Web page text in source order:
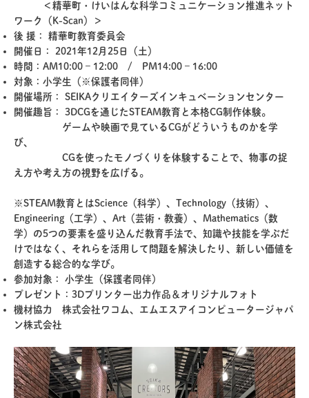
＜精華町・けいはんな科学コミュニケーション推進ネット
ワーク（K-Scan）＞
後 援： 精華町教育委員会
開催日： 2021年12月25日（土）
時間：AM10:00 – 12:00 / PM14:00 – 16:00
対象：小学生（※保護者同伴）
開催場所： SEIKAクリエイターズインキュベーションセンター
開催趣旨： 3DCGを通じたSTEAM教育と本格CG制作体験。
ゲームや映画で見ているCGがどういうものかを学
び、
CGを使ったモノづくりを体験することで、物事の捉
え方や考え方の視野を広げる。
※STEAM教育とはScience（科学）、Technology（技術）、
Engineering（工学）、Art（芸術・教養）、Mathematics（数
学）の5つの要素を盛り込んだ教育手法で、知識や技能を学ぶだ
けではなく、それらを活用して問題を解決したり、新しい価値を
創造する総合的な学び。
参加対象： 小学生（保護者同伴）
プレゼント：3Dプリンター出力作品＆オリジナルフォト
機材協力 株式会社ワコム、エムエスアイコンピュータージャパ
ン株式会社